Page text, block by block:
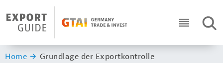
Header Logo
ICON
Sie sind hier:
Home Grundlage der Exportkontrolle